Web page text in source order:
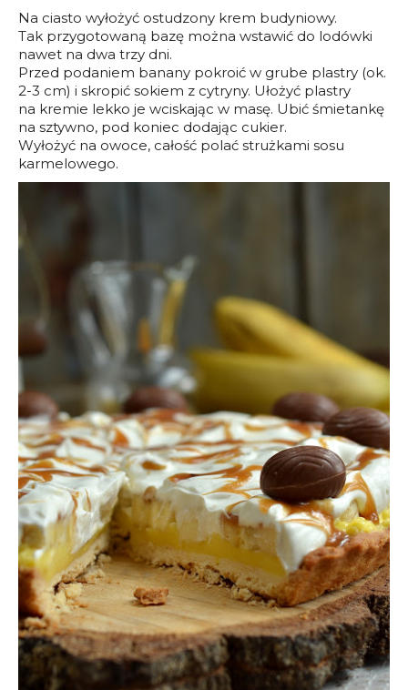
Na ciasto wyłożyć ostudzony krem budyniowy.
Tak przygotowaną bazę można wstawić do lodówki
nawet na dwa trzy dni.
Przed podaniem banany pokroić w grube plastry (ok.
2-3 cm) i skropić sokiem z cytryny. Ułożyć plastry
na kremie lekko je wciskając w masę. Ubić śmietankę
na sztywno, pod koniec dodając cukier.
Wyłożyć na owoce, całość polać strużkami sosu
karmelowego.